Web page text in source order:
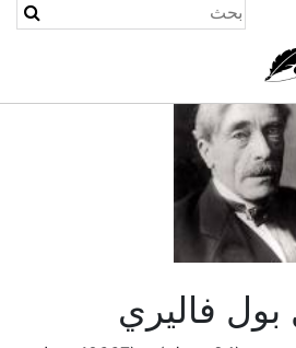
(current)
بول فاليري